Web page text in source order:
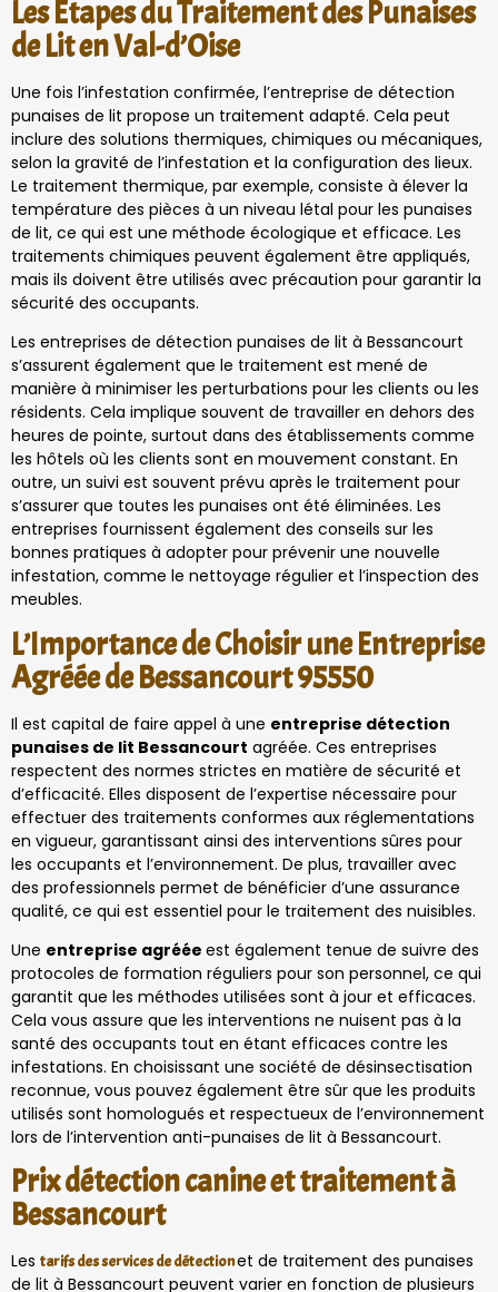
Les Étapes du Traitement des Punaises
de Lit en Val-d’Oise
Une fois l’infestation confirmée, l’entreprise de détection
punaises de lit propose un traitement adapté. Cela peut
inclure des solutions thermiques, chimiques ou mécaniques,
selon la gravité de l’infestation et la configuration des lieux.
Le traitement thermique, par exemple, consiste à élever la
température des pièces à un niveau létal pour les punaises
de lit, ce qui est une méthode écologique et efficace. Les
traitements chimiques peuvent également être appliqués,
mais ils doivent être utilisés avec précaution pour garantir la
sécurité des occupants.
Les entreprises de détection punaises de lit à Bessancourt
s’assurent également que le traitement est mené de
manière à minimiser les perturbations pour les clients ou les
résidents. Cela implique souvent de travailler en dehors des
heures de pointe, surtout dans des établissements comme
les hôtels où les clients sont en mouvement constant. En
outre, un suivi est souvent prévu après le traitement pour
s’assurer que toutes les punaises ont été éliminées. Les
entreprises fournissent également des conseils sur les
bonnes pratiques à adopter pour prévenir une nouvelle
infestation, comme le nettoyage régulier et l’inspection des
meubles.
L’Importance de Choisir une Entreprise
Agréée de Bessancourt 95550
Il est capital de faire appel à une entreprise détection
punaises de lit Bessancourt agréée. Ces entreprises
respectent des normes strictes en matière de sécurité et
d’efficacité. Elles disposent de l’expertise nécessaire pour
effectuer des traitements conformes aux réglementations
en vigueur, garantissant ainsi des interventions sûres pour
les occupants et l’environnement. De plus, travailler avec
des professionnels permet de bénéficier d’une assurance
qualité, ce qui est essentiel pour le traitement des nuisibles.
Une entreprise agréée est également tenue de suivre des
protocoles de formation réguliers pour son personnel, ce qui
garantit que les méthodes utilisées sont à jour et efficaces.
Cela vous assure que les interventions ne nuisent pas à la
santé des occupants tout en étant efficaces contre les
infestations. En choisissant une société de désinsectisation
reconnue, vous pouvez également être sûr que les produits
utilisés sont homologués et respectueux de l’environnement
lors de l’intervention anti-punaises de lit à Bessancourt.
Prix détection canine et traitement à
Bessancourt
Les tarifs des services de détectionet de traitement des punaises
de lit à Bessancourt peuvent varier en fonction de plusieurs